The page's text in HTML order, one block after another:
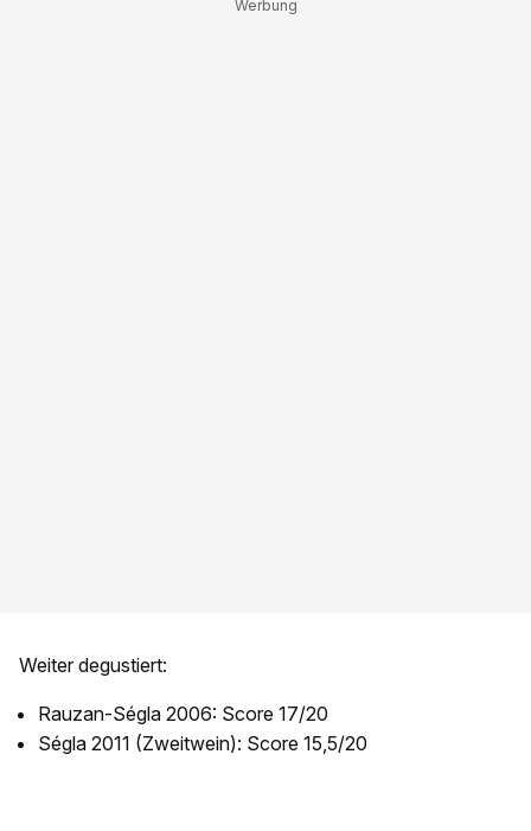
Weiter degustiert:
Rauzan-Ségla 2006: Score 17/20
Ségla 2011 (Zweitwein): Score 15,5/20